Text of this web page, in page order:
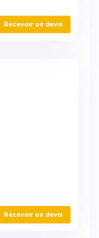
Recevoir un devis
Recevoir un devis